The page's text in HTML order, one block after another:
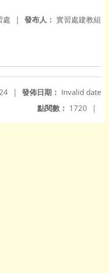
發布人： 實習處建教組
處 |
發佈日期： Invalid date
|
點閱數： 1720 |